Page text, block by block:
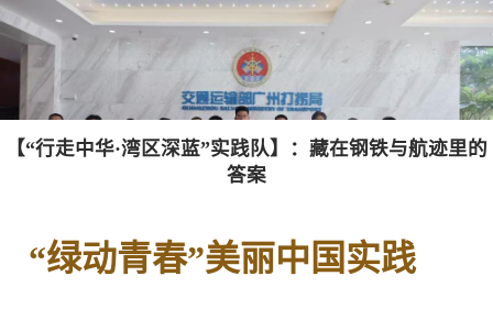
【“行走中华·湾区深蓝”实践队】：藏在钢铁与航迹里的
答案
“绿动青春”美丽中国实践